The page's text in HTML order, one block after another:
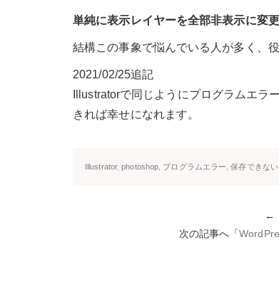
単純に表示レイヤーを全部非表示に変
結構この事象で悩んでいる人が多く、
2021/02/25追記
Illustratorで同じようにプログラムエ
きれば幸せになれます。
Illustrator,photoshop プログラムエラー ,保存できない
←
次の記事へ「